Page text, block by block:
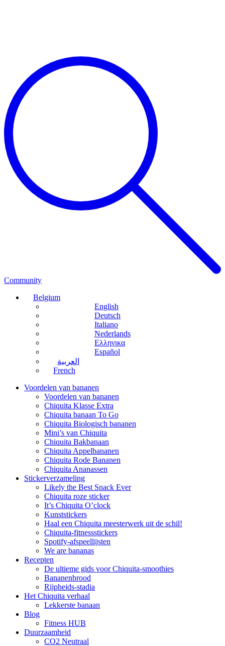
Community
Belgium
English
Deutsch
Italiano
Nederlands
Ελληνικα
Español
العربية
French
Voordelen van bananen
Voordelen van bananen
Chiquita Klasse Extra
Chiquita banaan To Go
Chiquita Biologisch bananen
Mini’s van Chiquita
Chiquita Bakbanaan
Chiquita Appelbananen
Chiquita Rode Bananen
Chiquita Ananassen
Stickerverzameling
Likely the Best Snack Ever
Chiquita roze sticker
It’s Chiquita O’clock
Kunststickers
Haal een Chiquita meesterwerk uit de schil!
Chiquita-fitnessstickers
Spotify-afspeellijsten
We are bananas
Recepten
De ultieme gids voor Chiquita-smoothies
Bananenbrood
Rijpheids-stadia
Het Chiquita verhaal
Lekkerste banaan
Blog
Fitness HUB
Duurzaamheid
CO2 Neutraal